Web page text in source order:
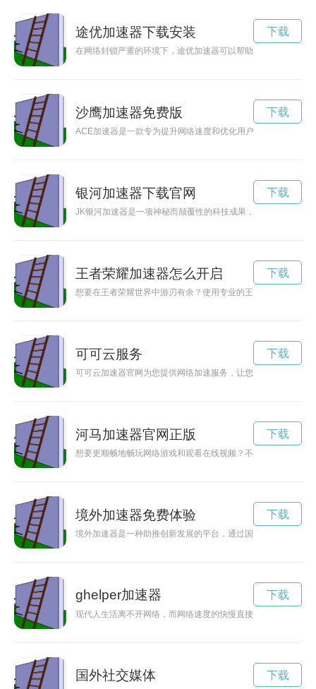
途优加速器下载安装
在网络封锁严重的环境下，途优加速器可以帮助用户穿越限制
下载
沙鹰加速器免费版
ACE加速器是一款专为提升网络速度和优化用户体验而设计的
下载
银河加速器下载官网
JK银河加速器是一项神秘而颠覆性的科技成果，改变了人类对
下载
王者荣耀加速器怎么开启
想要在王者荣耀世界中游刃有余？使用专业的王者荣耀加速器
下载
可可云服务
可可云加速器官网为您提供网络加速服务，让您的网站加载速
下载
河马加速器官网正版
想要更顺畅地畅玩网络游戏和观看在线视频？不妨试试河马加
下载
境外加速器免费体验
境外加速器是一种助推创新发展的平台，通过国际合作，可以
下载
ghelper加速器
现代人生活离不开网络，而网络速度的快慢直接影响着我们的
下载
国外社交媒体 下载